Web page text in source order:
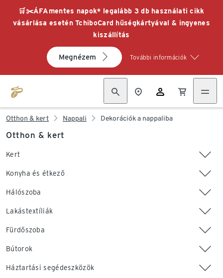
🛒✂️ÁFAmentes napok* legalább 3 db használati cikk
vásárlása esetén TchiboCard hűségkártyával & ingyenes
kiszállítás
Megnézem További információk
Otthon & kert Nappali Dekorációk a nappaliba
Otthon & kert
Kert
Konyha és étkező
Hálószoba
Lakástextíliák
Fürdőszoba
Bútorok
Háztartási segédeszközök